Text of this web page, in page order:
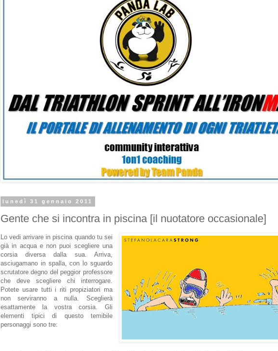
lunedì 31 gennaio 2011
Gente che si incontra in piscina [il nuotatore occasionale]
Lo vedi arrivare in piscina quando tu sei
già in acqua e non puoi scegliere una
corsia diversa dalla sua. Arriva,
asciugamano in spalla, con lo sguardo
scrutatore degno del peggior professore
che deve scegliere chi interrogare.
Potete usare tutti i riti propiziatori ma
non serviranno a nulla. Sceglierà
esattamente la vostra corsia. Gli
elementi tipici di questo temibile
personaggi sono tre: